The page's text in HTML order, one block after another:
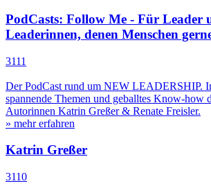
PodCasts: Follow Me - Für Leader
Leaderinnen, denen Menschen
3111
Der PodCast rund um NEW LEADERSHIP.
spannende Themen und geballtes Know-how
Autorinnen Katrin Greßer & Renate Freisler.
» mehr erfahren
Katrin Greßer
3110